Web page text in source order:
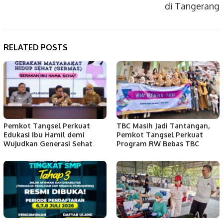
di Tangerang
RELATED POSTS
Pemkot Tangsel Perkuat
Edukasi Ibu Hamil demi
Wujudkan Generasi Sehat
TBC Masih Jadi Tantangan,
Pemkot Tangsel Perkuat
Program RW Bebas TBC